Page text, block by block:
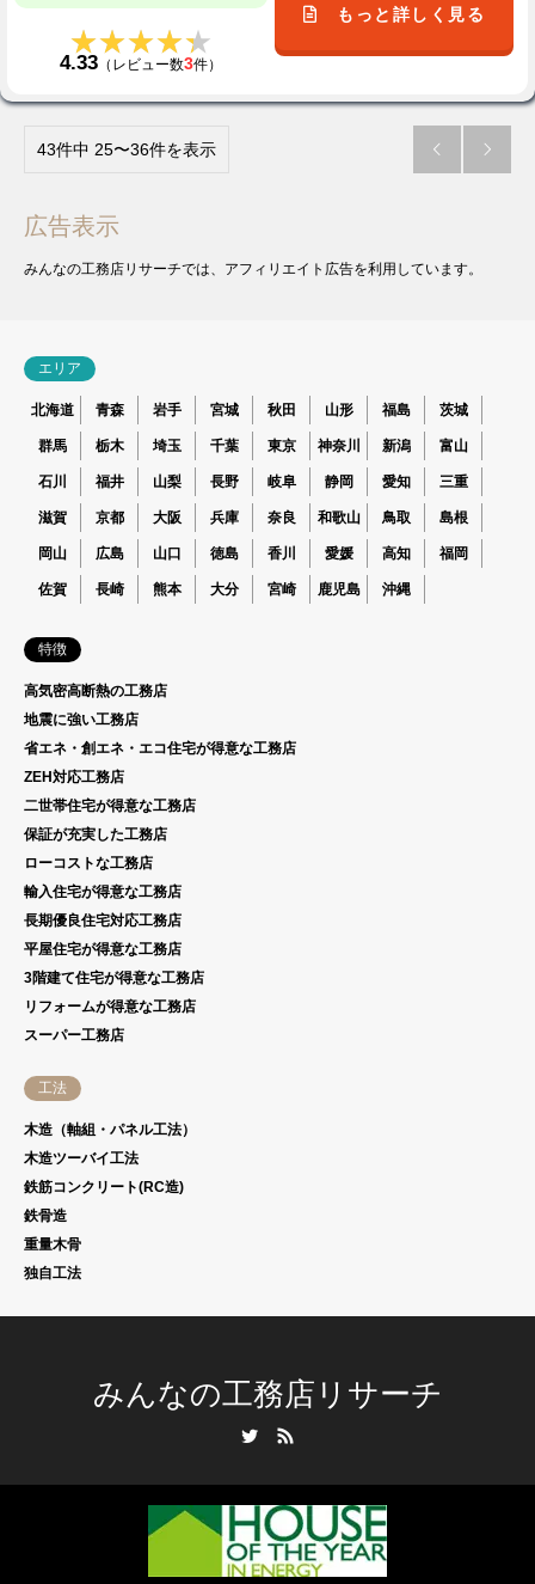
★★★★★
★★★★★
4.33 （レビュー数3件）
もっと詳しく見る
43件中 25〜36件を表示  
広告表示
みんなの工務店リサーチでは、アフィリエイト広告を利用しています。
エリア
北海道 青森 岩手 宮城 秋田 山形 福島 茨城
群馬 栃木 埼玉 千葉 東京 神奈川 新潟 富山
石川 福井 山梨 長野 岐阜 静岡 愛知 三重
滋賀 京都 大阪 兵庫 奈良 和歌山 鳥取 島根
岡山 広島 山口 徳島 香川 愛媛 高知 福岡
佐賀 長崎 熊本 大分 宮崎 鹿児島 沖縄
特徴
高気密高断熱の工務店
地震に強い工務店
省エネ・創エネ・エコ住宅が得意な工務店
ZEH対応工務店
二世帯住宅が得意な工務店
保証が充実した工務店
ローコストな工務店
輸入住宅が得意な工務店
長期優良住宅対応工務店
平屋住宅が得意な工務店
3階建て住宅が得意な工務店
リフォームが得意な工務店
スーパー工務店
工法
木造（軸組・パネル工法）
木造ツーバイ工法
鉄筋コンクリート(RC造)
鉄骨造
重量木骨
独自工法
みんなの工務店リサーチ